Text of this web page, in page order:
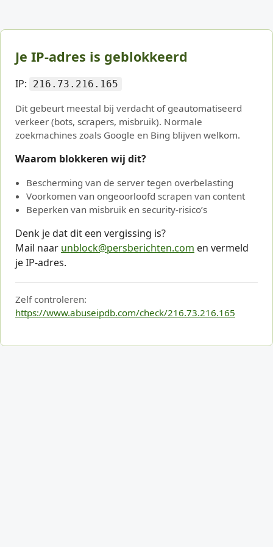
Je IP-adres is geblokkeerd
IP: 216.73.216.165
Dit gebeurt meestal bij verdacht of geautomatiseerd
verkeer (bots, scrapers, misbruik). Normale
zoekmachines zoals Google en Bing blijven welkom.
Waarom blokkeren wij dit?
Bescherming van de server tegen overbelasting
Voorkomen van ongeoorloofd scrapen van content
Beperken van misbruik en security-risico’s
Denk je dat dit een vergissing is?
Mail naar unblock@persberichten.com en vermeld
je IP-adres.
Zelf controleren:
https://www.abuseipdb.com/check/216.73.216.165